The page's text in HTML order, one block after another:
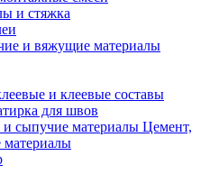
и стяжка
и вяжущие материалы
и клеевые составы
для швов
Цемент,